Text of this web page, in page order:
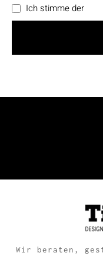
Ich stimme der
Wir beraten,